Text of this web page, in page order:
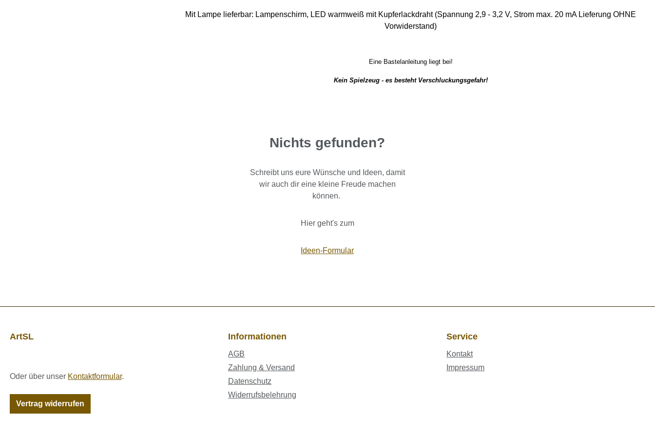
Mit Lampe lieferbar: Lampenschirm, LED warmweiß mit Kupferlackdraht (Spannung 2,9 - 3,2 V, Strom max. 20 mA Lieferung OHNE
Vorwiderstand)
Eine Bastelanleitung liegt bei!
Kein Spielzeug - es besteht Verschluckungsgefahr!
Nichts gefunden?
Schreibt uns eure Wünsche und Ideen, damit
wir auch dir eine kleine Freude machen
können.
Hier geht's zum
Ideen-Formular
ArtSL
Oder über unser Kontaktformular.
Vertrag widerrufen
Informationen
AGB
Zahlung & Versand
Datenschutz
Widerrufsbelehrung
Service
Kontakt
Impressum